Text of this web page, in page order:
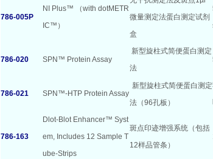
786-005P
NI Plus™ （with dotMETR
IC™）
微量测定法蛋白测定试剂
盒
786-020 SPN™ Protein Assay
新型旋柱式简便蛋白测定
法
786-021 SPN™-HTP Protein Assay
新型旋柱式简便蛋白测定
法（96孔板）
786-163
Dlot-Blot Enhancer™ Syst
em, Includes 12 Sample T
ube-Strips
斑点印迹增强系统（包括
12样品管条）